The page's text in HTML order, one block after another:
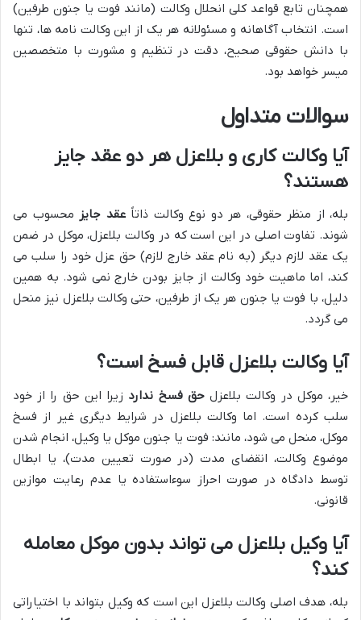
همچنان تابع قواعد کلی انحلال وکالت (مانند فوت یا جنون طرفین)
است. انتخاب آگاهانه و مسئولانه هر یک از این وکالت نامه ها، تنها
با دانش حقوقی صحیح، دقت در تنظیم و مشورت با متخصصین
میسر خواهد بود.
سوالات متداول
آیا وکالت کاری و بلاعزل هر دو عقد جایز
هستند؟
بله، از منظر حقوقی، هر دو نوع وکالت ذاتاًعقد جایز محسوب می
شوند. تفاوت اصلی در این است که در وکالت بلاعزل، موکل در ضمن
یک عقد لازم دیگر (به نام عقد خارج لازم) حق عزل خود را سلب می
کند، اما ماهیت خود وکالت از جایز بودن خارج نمی شود. به همین
دلیل، با فوت یا جنون هر یک از طرفین، حتی وکالت بلاعزل نیز منحل
می گردد.
آیا وکالت بلاعزل قابل فسخ است؟
خیر، موکل در وکالت بلاعزلحق فسخ ندارد زیرا این حق را از خود
سلب کرده است. اما وکالت بلاعزل در شرایط دیگری غیر از فسخ
موکل، منحل می شود، مانند: فوت یا جنون موکل یا وکیل، انجام شدن
موضوع وکالت، انقضای مدت (در صورت تعیین مدت)، یا ابطال
توسط دادگاه در صورت احراز سوءاستفاده یا عدم رعایت موازین
قانونی.
آیا وکیل بلاعزل می تواند بدون موکل معامله
کند؟
بله، هدف اصلی وکالت بلاعزل این است که وکیل بتواند با اختیاراتی